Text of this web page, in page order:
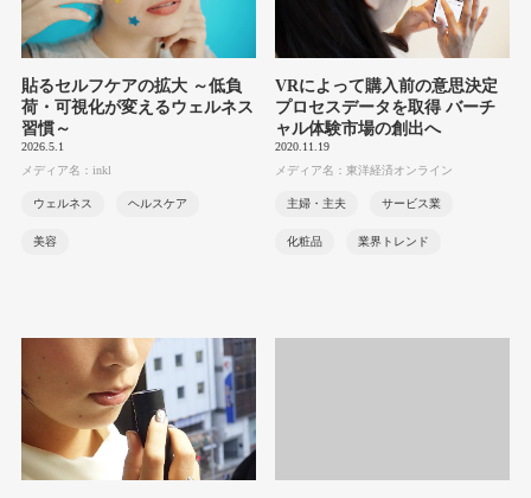
貼るセルフケアの拡大 ～低負
荷・可視化が変えるウェルネス
習慣～
2026.5.1
メディア名：inkl
ウェルネス ヘルスケア
美容
VRによって購入前の意思決定
プロセスデータを取得 バーチ
ャル体験市場の創出へ
2020.11.19
メディア名：東洋経済オンライン
主婦・主夫 サービス業
化粧品 業界トレンド